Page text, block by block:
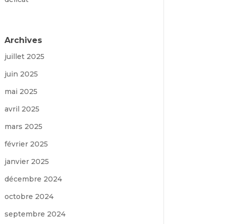
Archives
juillet 2025
juin 2025
mai 2025
avril 2025
mars 2025
février 2025
janvier 2025
décembre 2024
octobre 2024
septembre 2024